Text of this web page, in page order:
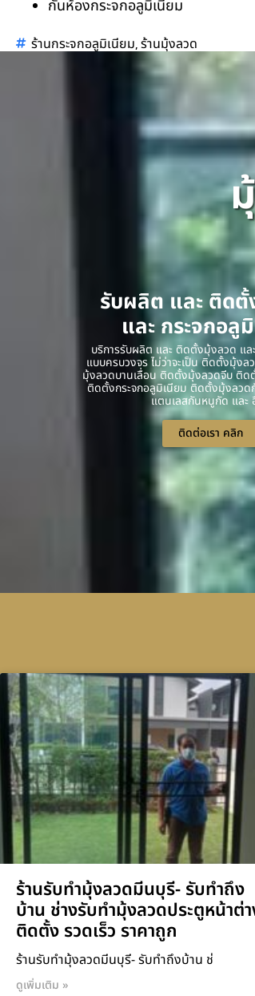
กั้นห้องกระจกอลูมิเนียม
ร้านกระจกอลูมิเนียม,ร้านมุ้งลวด
รับผลิต และ ติด
และ กระจกอลู
บริการรับผลิต และ ติดตั้งมุ้งลวด แล
แบบครบวงจร ไม่ว่าจะเป็น ติดตั้งมุ้ง
มุ้งลวดบานเลื่อน ติดตั้งมุ้งลวดจีบ ติด
ติดตั้งกระจกอลูมิเนียม ติดตั้งมุ้งลว
แตนเลสกันหนูกัด และ
ติดต่อเรา คลิก
ร้านรับทำมุ้งลวดมีนบุรี- รับทำถึง
บ้าน ช่างรับทำมุ้งลวดประตูหน้าต่
ติดตั้ง รวดเร็ว ราคาถูก
ร้านรับทำมุ้งลวดมีนบุรี- รับทำถึงบ้าน ช่
ดูเพิ่มเติม »